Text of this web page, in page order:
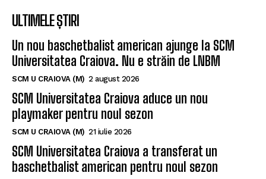
ULTIMELE ȘTIRI
Un nou baschetbalist american ajunge la SCM
Universitatea Craiova. Nu e străin de LNBM
SCM U CRAIOVA (M) 2 august 2026
SCM Universitatea Craiova aduce un nou
playmaker pentru noul sezon
SCM U CRAIOVA (M) 21 iulie 2026
SCM Universitatea Craiova a transferat un
baschetbalist american pentru noul sezon